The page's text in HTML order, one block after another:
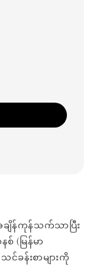
အချိန်ကုန်သက်သာပြီး
(မြန်မာ
င်ခန်းစာများကို